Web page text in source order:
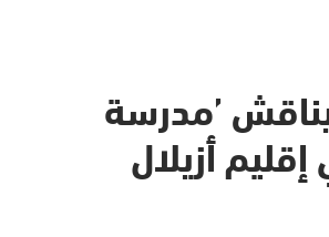
يناقش ’مدرسة
أزيلال